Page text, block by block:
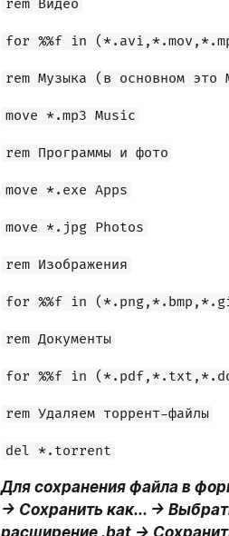
rem Видео
for %%f in
rem Музыка (в основном это
move *.mp3 Music
rem Программы и фото
move *.exe Apps
move *.jpg Photos
rem Изображения
for %%f in
rem Документы
for %%f in
rem Удаляем торрент-файлы
del *.torrent
Для сохранения файла в
-> Сохранить как... ->
расширение .bat ->